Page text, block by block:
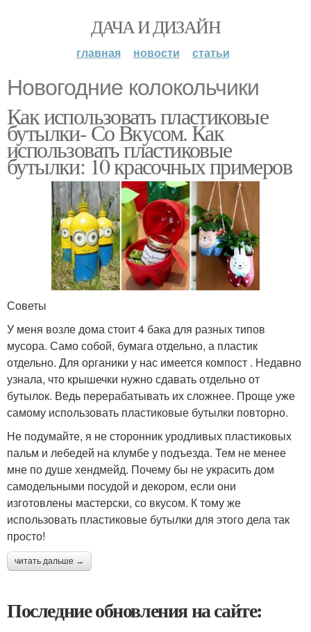
ДАЧА И ДИЗАЙН
главная новости статьи
Новогодние колокольчики
Как использовать пластиковые
бутылки- Со Вкусом. Как
использовать пластиковые
бутылки: 10 красочных примеров
Советы
У меня возле дома стоит 4 бака для разных типов
мусора. Само собой, бумага отдельно, а пластик
отдельно. Для органики у нас имеется компост . Недавно
узнала, что крышечки нужно сдавать отдельно от
бутылок. Ведь перерабатывать их сложнее. Проще уже
самому использовать пластиковые бутылки повторно.
Не подумайте, я не сторонник уродливых пластиковых
пальм и лебедей на клумбе у подъезда. Тем не менее
мне по душе хендмейд. Почему бы не украсить дом
самодельными посудой и декором, если они
изготовлены мастерски, со вкусом. К тому же
использовать пластиковые бутылки для этого дела так
просто!
читать дальше →
Последние обновления на сайте: